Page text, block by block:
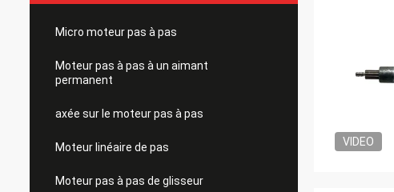
Micro moteur pas à pas
Moteur pas à pas à un aimant
permanent
axée sur le moteur pas à pas
Moteur linéaire de pas
Moteur pas à pas de glisseur
VIDEO